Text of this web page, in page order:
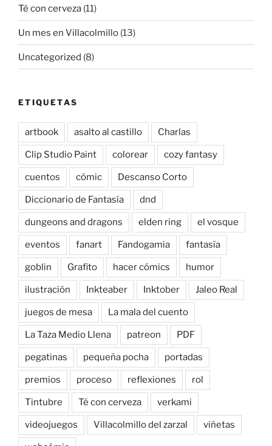
Té con cerveza (11)
Un mes en Villacolmillo (13)
Uncategorized (8)
ETIQUETAS
artbook asalto al castillo Charlas
Clip Studio Paint colorear cozy fantasy
cuentos cómic Descanso Corto
Diccionario de Fantasía dnd
dungeons and dragons elden ring el vosque
eventos fanart Fandogamia fantasía
goblin Grafito hacer cómics humor
ilustración Inkteaber Inktober Jaleo Real
juegos de mesa La mala del cuento
La Taza Medio Llena patreon PDF
pegatinas pequeña pocha portadas
premios proceso reflexiones rol
Tintubre Té con cerveza verkami
videojuegos Villacolmillo del zarzal viñetas